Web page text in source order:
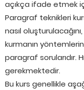
açıkça ifade etmek
Paragraf teknikleri
nasıl
kurmanın
paragraf sorularıdır.
gerekmektedir.
Bu kurs genellikle